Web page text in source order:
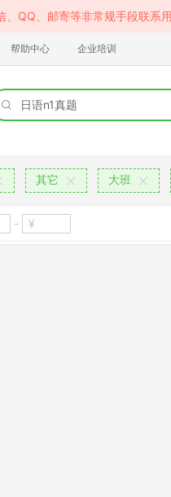
QQ、邮寄等非常规手段联系
帮助中心 企业培训
其它 大班
-